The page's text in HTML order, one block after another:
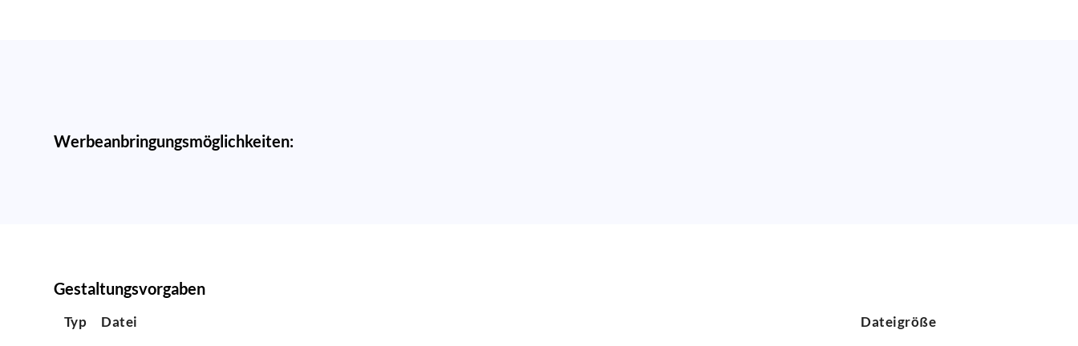
Werbeanbringungsmöglichkeiten:
Gestaltungsvorgaben
Typ Datei Dateigröße